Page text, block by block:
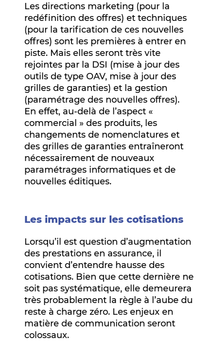
Les directions marketing (pour la
redéfinition des offres) et techniques
(pour la tarification de ces nouvelles
offres) sont les premières à entrer en
piste. Mais elles seront très vite
rejointes par la DSI (mise à jour des
outils de type OAV, mise à jour des
grilles de garanties) et la gestion
(paramétrage des nouvelles offres).
En effet, au-delà de l’aspect «
commercial » des produits, les
changements de nomenclatures et
des grilles de garanties entraîneront
nécessairement de nouveaux
paramétrages informatiques et de
nouvelles éditiques.
Les impacts sur les cotisations
Lorsqu’il est question d’augmentation
des prestations en assurance, il
convient d’entendre hausse des
cotisations. Bien que cette dernière ne
soit pas systématique, elle demeurera
très probablement la règle à l’aube du
reste à charge zéro. Les enjeux en
matière de communication seront
colossaux.